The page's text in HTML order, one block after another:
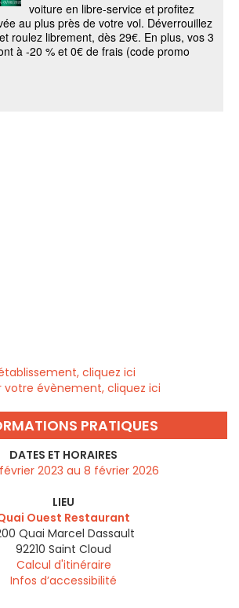
cliquez ici
votre évènement, cliquez ici
PRATIQUES
DATES ET HORAIRES
février 2023 au 8 février 2026
LIEU
Ouest Restaurant
Quai Marcel Dassault
92210 Saint Cloud
Calcul d'itinéraire
Infos d’accessibilité